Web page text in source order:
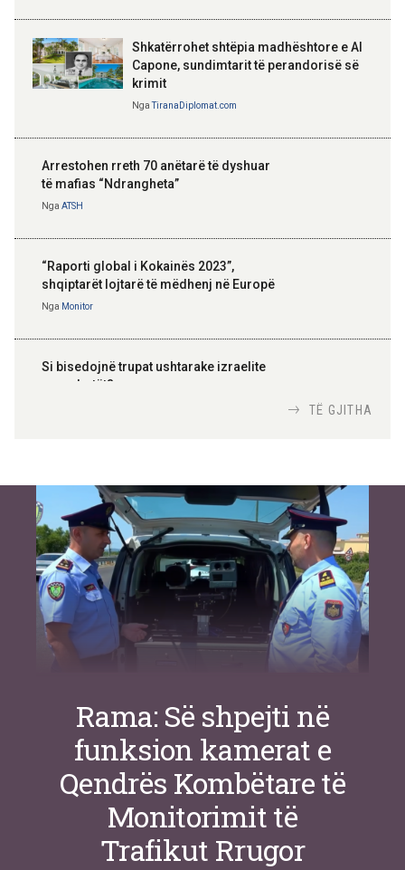
Shkatërrohet shtëpia madhështore e Al
Capone, sundimtarit të perandorisë së
krimit
NgaTiranaDiplomat.com
Arrestohen rreth 70 anëtarë të dyshuar
të mafias “Ndrangheta”
Nga ATSH
“Raporti global i Kokainës 2023”,
shqiptarët lojtarë të mëdhenj në Europë
Nga Monitor
Si bisedojnë trupat ushtarake izraelite
me robotët?
inteligjente izraelite
Nga Or Shalom
TË GJITHA
Rama: Së shpejti në
funksion kamerat e
Qendrës Kombëtare të
Monitorimit të
Trafikut Rrugor